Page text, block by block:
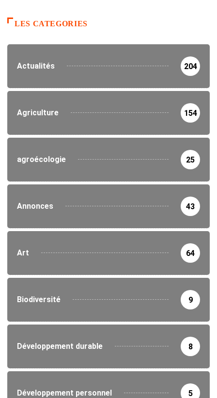
LES CATEGORIES
Actualités 204
Agriculture 154
agroécologie 25
Annonces 43
Art 64
Biodiversité 9
Développement durable 8
Développement personnel 5